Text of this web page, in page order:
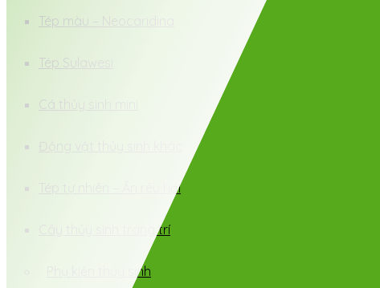
Tép màu – Neocaridina
Tép Sulawesi
Cá thủy sinh mini
Động vật thủy sinh khác
Tép tự nhiên – Ăn rêu hại
Cây thủy sinh trang trí
Phụ kiện thủy sinh